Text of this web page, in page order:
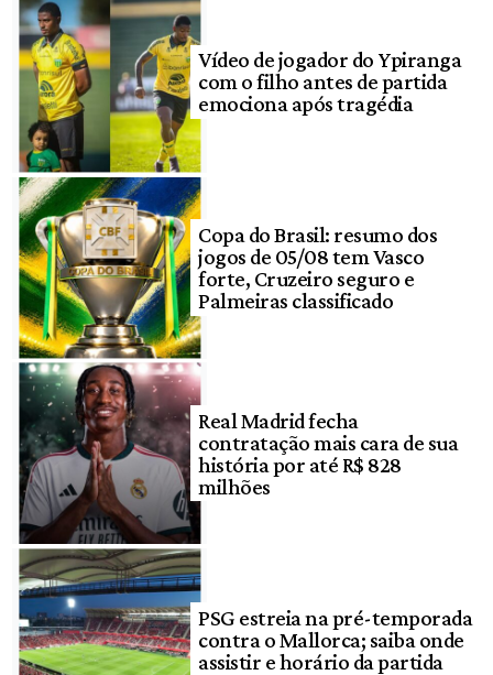
Vídeo de jogador do Ypiranga
com o filho antes de partida
emociona após tragédia
Copa do Brasil: resumo dos
jogos de 05/08 tem Vasco
forte, Cruzeiro seguro e
Palmeiras classificado
Real Madrid fecha
contratação mais cara de sua
história por até R$ 828
milhões
PSG estreia na pré-temporada
contra o Mallorca; saiba onde
assistir e horário da partida